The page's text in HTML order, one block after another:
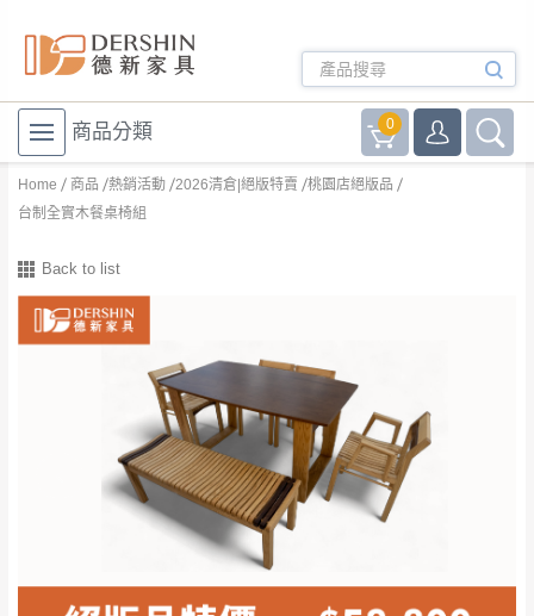
商品分類 0
Home 商品 熱銷活動 2026清倉|絕版特賣
桃園店絕版品
台制全實木餐桌椅組
Back to list